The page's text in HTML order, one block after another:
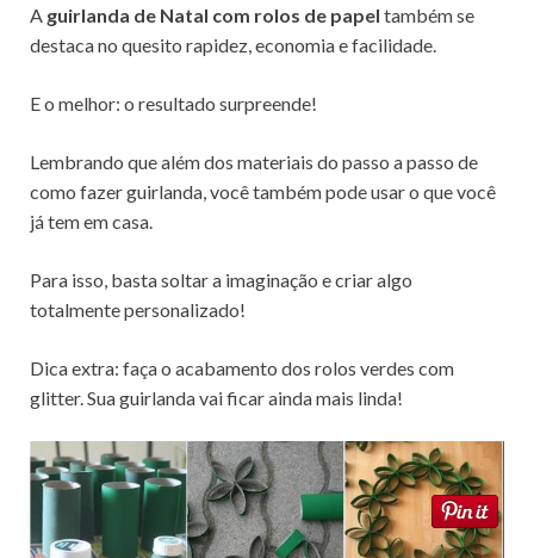
A guirlanda de Natal com rolos de papel também se
destaca no quesito rapidez, economia e facilidade.
E o melhor: o resultado surpreende!
Lembrando que além dos materiais do passo a passo de
como fazer guirlanda, você também pode usar o que você
já tem em casa.
Para isso, basta soltar a imaginação e criar algo
totalmente personalizado!
Dica extra: faça o acabamento dos rolos verdes com
glitter. Sua guirlanda vai ficar ainda mais linda!